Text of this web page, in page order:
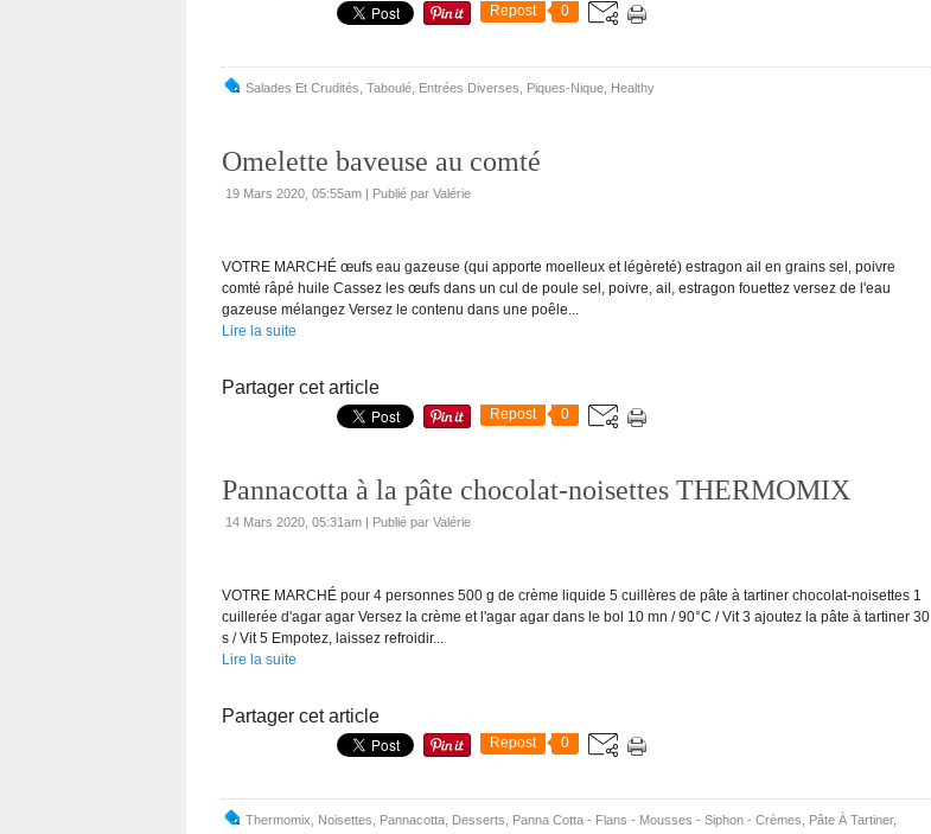
Repost 0
Salades Et Crudités Taboulé Entrées Diverses Piques-Nique Healthy
Omelette baveuse au comté
19 Mars 2020, 05:55am | Publié par Valérie
VOTRE MARCHÉ œufs eau gazeuse (qui apporte moelleux et légèreté) estragon ail en grains sel, poivre
comté râpé huile Cassez les œufs dans un cul de poule sel, poivre, ail, estragon fouettez versez de l'eau
gazeuse mélangez Versez le contenu dans une poêle...
Lire la suite
Partager cet article
Repost 0
Pannacotta à la pâte chocolat-noisettes THERMOMIX
14 Mars 2020, 05:31am | Publié par Valérie
VOTRE MARCHÉ pour 4 personnes 500 g de crème liquide 5 cuillères de pâte à tartiner chocolat-noisettes 1
cuillerée d'agar agar Versez la crème et l'agar agar dans le bol 10 mn / 90°C / Vit 3 ajoutez la pâte à tartiner 30
s / Vit 5 Empotez, laissez refroidir...
Lire la suite
Partager cet article
Repost 0
Thermomix Noisettes Pannacotta Desserts Panna Cotta - Flans - Mousses - Siphon - Crèmes Pâte À Tartiner,